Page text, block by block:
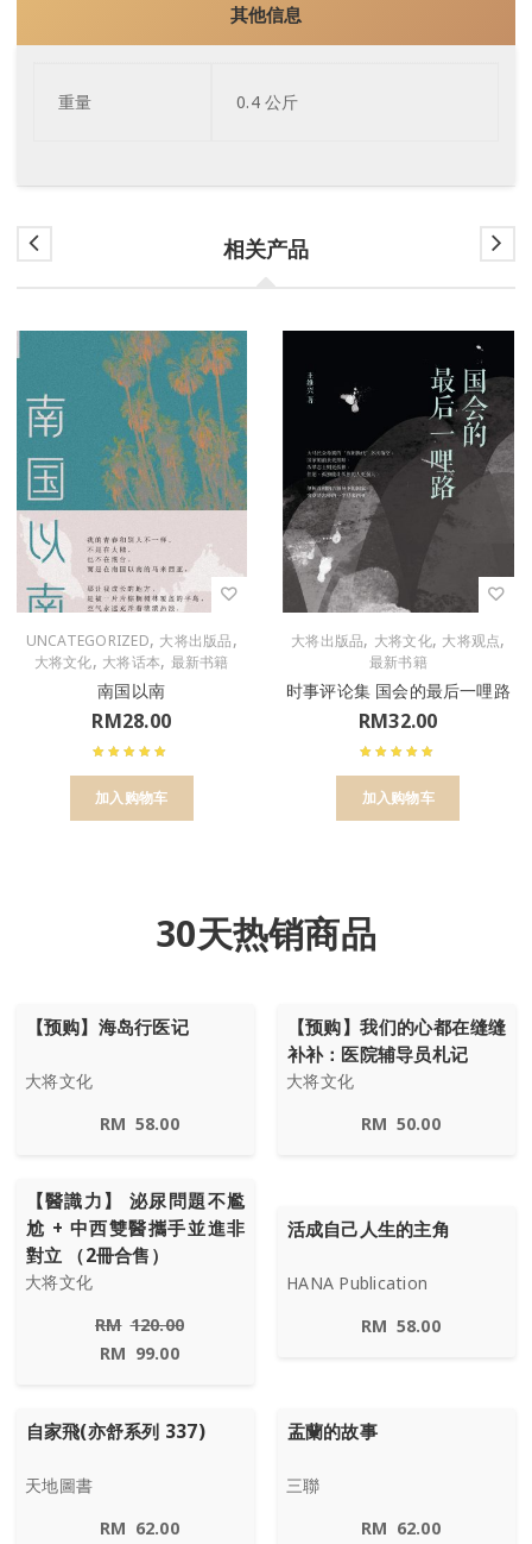
其他信息
重量 0.4 公斤
相关产品
UNCATEGORIZED, 大将出版品,
大将文化, 大将话本, 最新书籍
南国以南
RM28.00
加入购物车
大将出版品, 大将文化, 大将观点,
最新书籍
时事评论集 国会的最后一哩路
RM32.00
加入购物车
30天热销商品
【预购】海岛行医记
大将文化
RM 58.00
【预购】我们的心都在缝缝
补补：医院辅导员札记
大将文化
RM 50.00
【醫識力】 泌尿問題不尷
尬 + 中西雙醫攜手並進非
對立 （2冊合售）
大将文化
RM 120.00
RM 99.00
活成自己人生的主角
HANA Publication
RM 58.00
自家飛(亦舒系列 337)
天地圖書
RM 62.00
盂蘭的故事
三聯
RM 62.00